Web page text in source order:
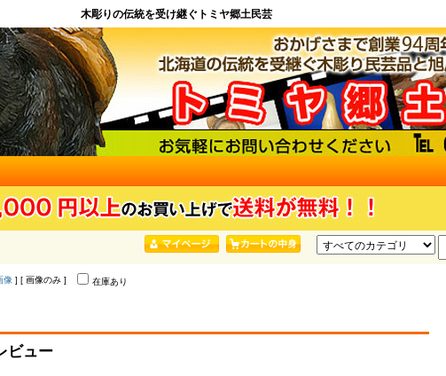
木彫りの伝統を受け継ぐトミヤ郷土民芸
像 ] [ 画像のみ ] 在庫あり
ビュー